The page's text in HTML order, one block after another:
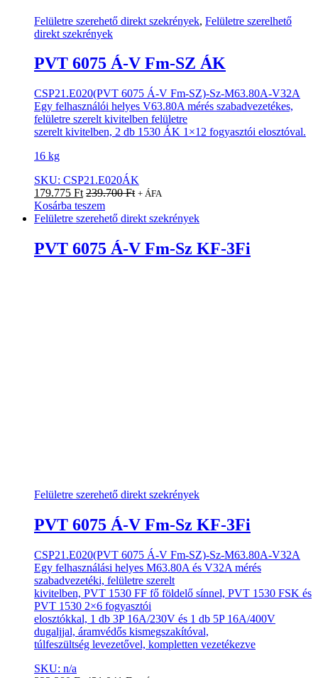
Felületre szerehető direkt szekrények, Felületre szerelhető
direkt szekrények
PVT 6075 Á-V Fm-SZ ÁK
CSP21.E020(PVT 6075 Á-V Fm-SZ)-Sz-M63.80A-V32A
Egy felhasználói helyes V63.80A mérés szabadvezetékes,
felületre szerelt kivitelben felületre
szerelt kivitelben, 2 db 1530 ÁK 1×12 fogyasztói elosztóval.
16 kg
SKU: CSP21.E020ÁK
179.775 Ft 239.700Ft + ÁFA
Kosárba teszem
Felületre szerehető direkt szekrények
PVT 6075 Á-V Fm-Sz KF-3Fi
Felületre szerehető direkt szekrények
PVT 6075 Á-V Fm-Sz KF-3Fi
CSP21.E020(PVT 6075 Á-V Fm-SZ)-Sz-M63.80A-V32A
Egy felhasználási helyes M63.80A és V32A mérés
szabadvezetéki, felületre szerelt
kivitelben, PVT 1530 FF fő földelő sínnel, PVT 1530 FSK és
PVT 1530 2×6 fogyasztói
elosztókkal, 1 db 3P 16A/230V és 1 db 5P 16A/400V
dugaljjal, áramvédős kismegszakítóval,
túlfeszültség levezetővel, kompletten vezetékezve
SKU: n/a